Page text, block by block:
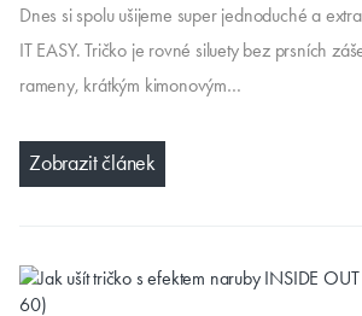
Dnes si spolu ušijeme super jednoduché a
IT EASY. Tričko je rovné siluety bez prsních
rameny, krátkým kimonovým…
Zobrazit článek